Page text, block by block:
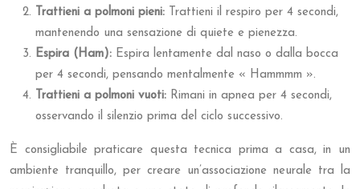
Trattieni a polmoni pieni: Trattieni il respiro per 4 secondi,
mantenendo una sensazione di quiete e pienezza.
Espira (Ham): Espira lentamente dal naso o dalla bocca
per 4 secondi, pensando mentalmente « Hammmm ».
Trattieni a polmoni vuoti: Rimani in apnea per 4 secondi,
osservando il silenzio prima del ciclo successivo.
È consigliabile praticare questa tecnica prima a casa, in un
ambiente tranquillo, per creare un’associazione neurale tra la